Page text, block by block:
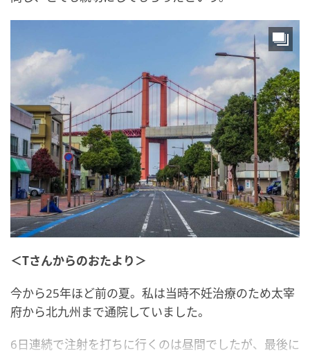
＜Tさんからのおたより＞
今から25年ほど前の夏。私は当時不妊治療のため太宰
府から北九州まで通院していました。
6日連続で注射を打ちに行くのは昼間でしたが、最後に